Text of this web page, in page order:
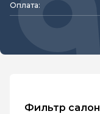
Оплата:
Фильтр